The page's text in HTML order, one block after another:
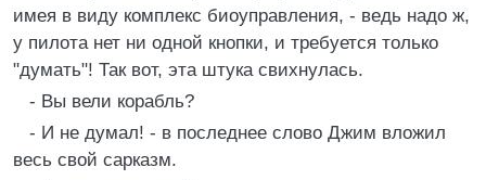
имея в виду комплекс биоуправления, - ведь надо ж,
у пилота нет ни одной кнопки, и требуется только
"думать"! Так вот, эта штука свихнулась.
- Вы вели корабль?
- И не думал! - в последнее слово Джим вложил
весь свой сарказм.